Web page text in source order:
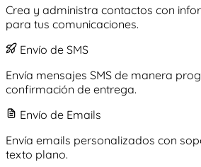
Crea y administra contactos con
para tus comunicaciones.
Envío de SMS
Envía mensajes SMS de manera
confirmación de entrega.
Envío de Emails
Envía emails personalizados con
texto plano.